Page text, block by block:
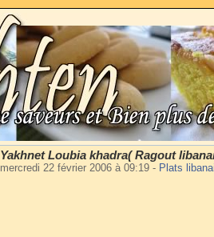
Yakhnet Loubia khadra( Ragout
mercredi 22 février 2006 à 09:19 - Plats